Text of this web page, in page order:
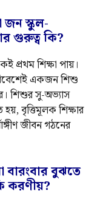
জন স্কুল-
গুরুত্ব কি?
প্রথম শিক্ষা পায়।
একজন শিশু
শিশুর সু-অভ্যাস
বৃত্তিমূলক শিক্ষার
জীবন গঠনের
বারংবার বুঝতে
করণীয়?